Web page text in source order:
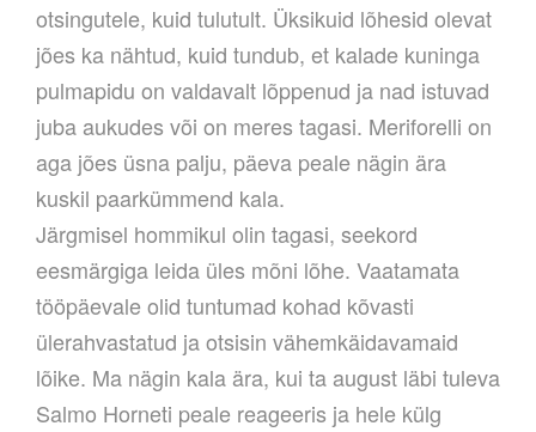
otsingutele, kuid tulutult. Üksikuid lõhesid olevat
jões ka nähtud, kuid tundub, et kalade kuninga
pulmapidu on valdavalt lõppenud ja nad istuvad
juba aukudes või on meres tagasi. Meriforelli on
aga jões üsna palju, päeva peale nägin ära
kuskil paarkümmend kala.
Järgmisel hommikul olin tagasi, seekord
eesmärgiga leida üles mõni lõhe. Vaatamata
tööpäevale olid tuntumad kohad kõvasti
ülerahvastatud ja otsisin vähemkäidavamaid
lõike. Ma nägin kala ära, kui ta august läbi tuleva
Salmo Horneti peale reageeris ja hele külg